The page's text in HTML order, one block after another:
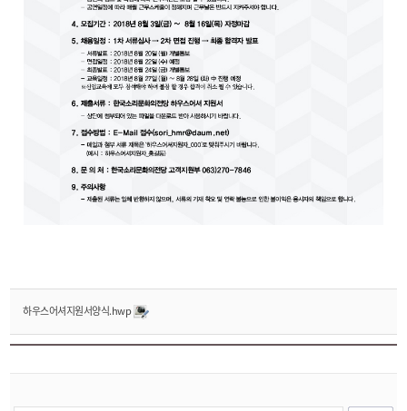
하우스어셔지원서양식.hwp